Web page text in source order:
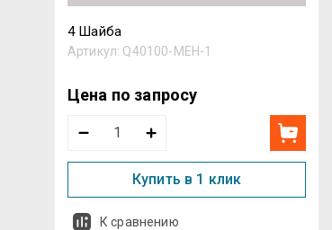
4 Шайба
Артикул: Q40100-MEH-1
Цена по запросу
Купить в 1 клик
К сравнению